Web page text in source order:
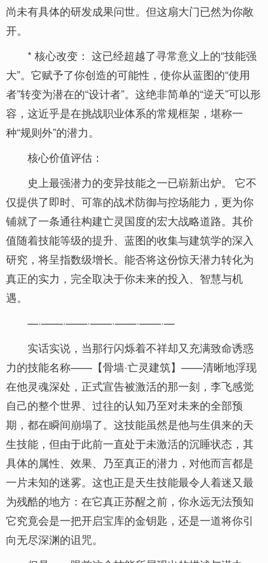
尚未有具体的研发成果问世。但这扇大门已然为你敞
开。
* 核心改变： 这已经超越了寻常意义上的“技能强
大”。它赋予了你创造的可能性，使你从蓝图的“使用
者”转变为潜在的“设计者”。这绝非简单的“逆天”可以形
容，这近乎是在挑战职业体系的常规框架，堪称一
种“规则外”的潜力。
核心价值评估：
史上最强潜力的变异技能之一已崭新出炉。 它不
仅提供了即时、可靠的战术防御与控场能力，更为你
铺就了一条通往构建亡灵国度的宏大战略道路。其价
值随着技能等级的提升、蓝图的收集与建筑学的深入
研究，将呈指数级增长。能否将这份惊天潜力转化为
真正的实力，完全取决于你未来的投入、智慧与机
遇。
—·——·——·——·——·——·—
实话实说，当那行闪烁着不祥却又充满致命诱惑
力的技能名称——【骨墙·亡灵建筑】——清晰地浮现
在他灵魂深处，正式宣告被激活的那一刻，李飞感觉
自己的整个世界、过往的认知乃至对未来的全部预
期，都在瞬间崩塌了。这技能虽然是他与生俱来的天
生技能，但由于此前一直处于未激活的沉睡状态，其
具体的属性、效果、乃至真正的潜力，对他而言都是
一片未知的迷雾。这也正是天生技能最令人着迷又最
为残酷的地方：在它真正苏醒之前，你永远无法预知
它究竟会是一把开启宝库的金钥匙，还是一道将你引
向无尽深渊的诅咒。